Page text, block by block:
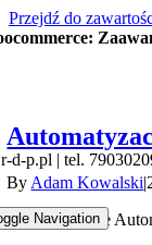
Przejdź do
d-p.pl | tel.
Navigation
By Adam Kowalski|
Wprowadzenie